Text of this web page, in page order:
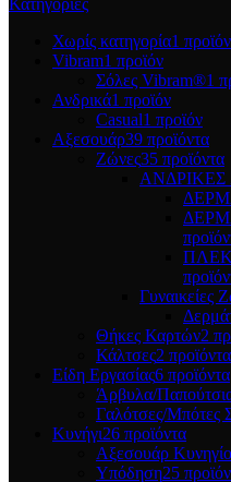
Χωρίς κατηγορία1 προϊόν
Vibram1 προϊόν
Σόλες Vibram®1
Ανδρικά1 προϊόν
Casual1 προϊόν
Αξεσουάρ39 προϊόντα
Ζώνες35 προϊόντα
Γυναικείες
Θήκες Καρτών2
Κάλτσες2 προϊόντα
Είδη Εργασίας6 προϊόντα
Άρβυλα/
Γαλότσες/Μπότες
Κυνήγι26 προϊόντα
Αξεσουάρ
Υπόδηση25